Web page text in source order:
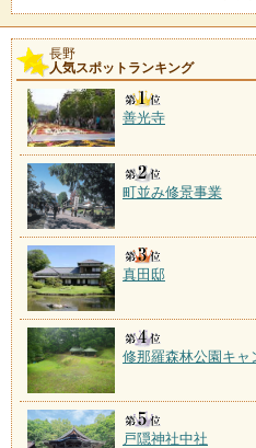
長野
人気スポットランキング
善光寺
町並み修景事業
真田邸
修那羅森林公園キャ
戸隠神社中社